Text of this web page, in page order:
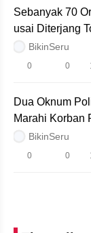
Sebanyak 70
usai Diterjang
BikinSeru
0
0
Dua Oknum
Marahi Korban
BikinSeru
0
0